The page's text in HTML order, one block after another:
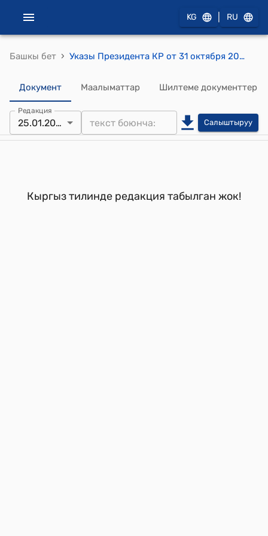
KG RU
Башкы бет › Указы Президента КР от 31 октября 2002 года №300 "О внесении изменений и дополнений в некоторые решения Президента Кыргызской Республики"
Документ Маалыматтар Шилтеме документтер
Редакция
25.01.2012 Салыштыруу
Кыргыз тилинде редакция табылган жок!